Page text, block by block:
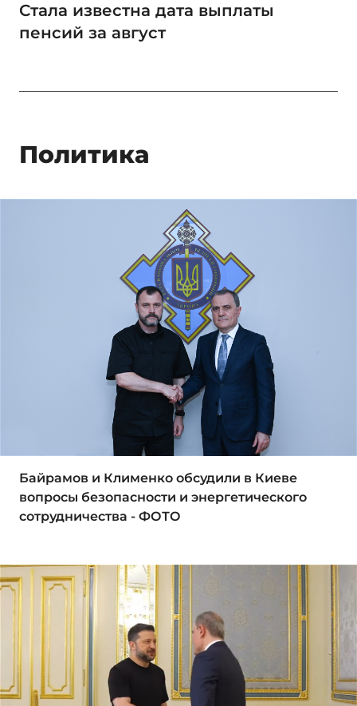
Стала известна дата выплаты
пенсий за август
Политика
Байрамов и Клименко обсудили в Киеве
вопросы безопасности и энергетического
сотрудничества - ФОТО